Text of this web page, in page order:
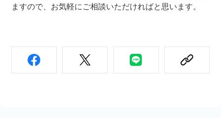
ますので、お気軽にご相談いただければと思います。